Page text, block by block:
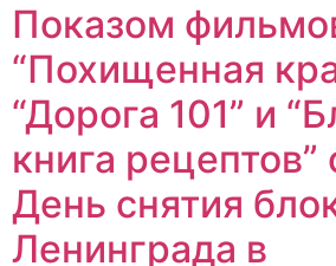
Показом
“Похищенная
“Дорога 101” и
книга рецептов”
День снятия
Ленинграда в